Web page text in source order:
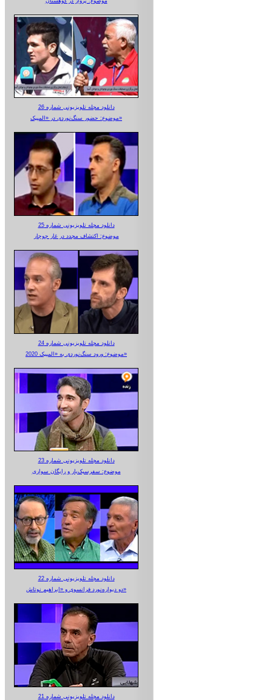
دانلود مجله تلویزیونی شماره 26
موضوع: حضور سنگ‌نوردی در «المپیک»
دانلود مجله تلویزیونی شماره 25
موضوع: اکتشاف مجدد در غار جوجار
دانلود مجله تلویزیونی شماره 24
موضوع: ورود سنگ‌نوردی به «المپیک 2020»
دانلود مجله تلویزیونی شماره 23
موضوع: سفرسبک‌بار و رایگان سواری
دانلود مجله تلویزیونی شماره 22
دو دیواره‌نورد فرانسوی و «ابراهیم نوتاش»
دانلود مجله تلویزیونی شماره 21